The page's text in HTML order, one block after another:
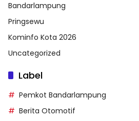
Bandarlampung
Pringsewu
Kominfo Kota 2026
Uncategorized
Label
Pemkot Bandarlampung
Berita Otomotif